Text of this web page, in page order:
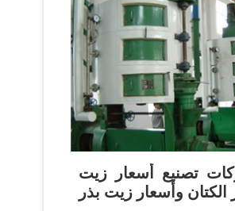
تصنيع أسعار زيت
الكتان وأسعار زيت بذر